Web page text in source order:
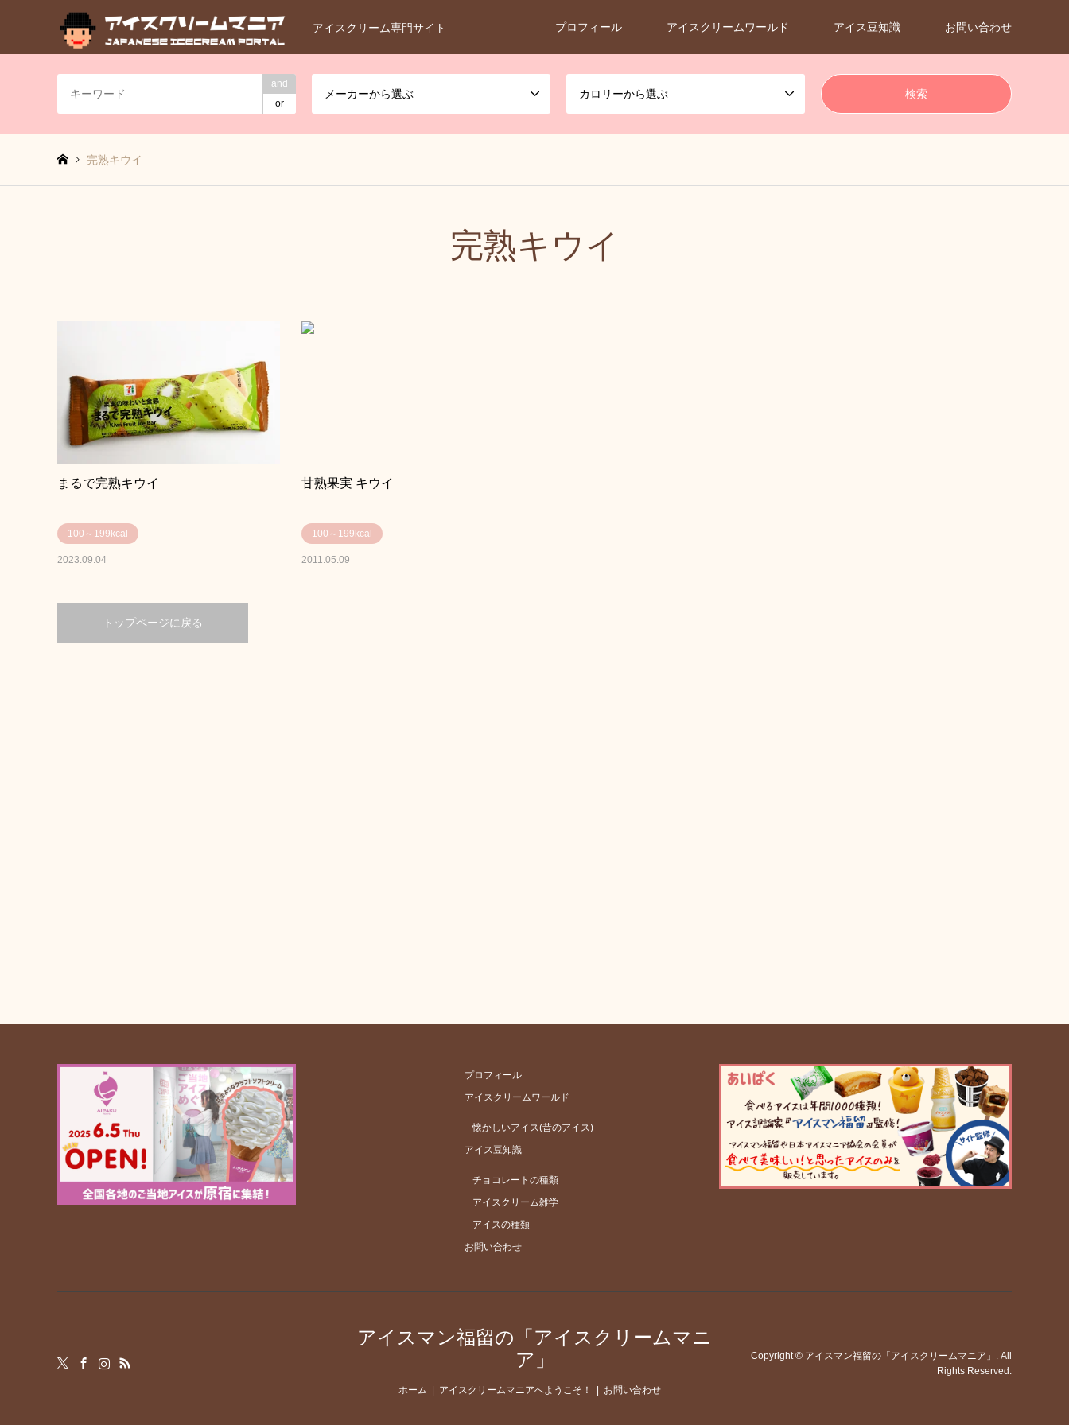
アイスクリーム専門サイト プロフィール アイスクリームワールド アイス豆知識 お問い合わせ
and
or
メーカーから選ぶ カロリーから選ぶ
完熟キウイ
完熟キウイ
まるで完熟キウイ
100～199kcal
2023.09.04
甘熟果実 キウイ
100～199kcal
2011.05.09
トップページに戻る
プロフィール
アイスクリームワールド
懐かしいアイス(昔のアイス)
アイス豆知識
チョコレートの種類
アイスクリーム雑学
アイスの種類
お問い合わせ
アイスマン福留の「アイスクリームマニ
ア」
ホーム アイスクリームマニアへようこそ！ お問い合わせ
Copyright© アイスマン福留の「アイスクリームマニア」 . All
Rights Reserved.